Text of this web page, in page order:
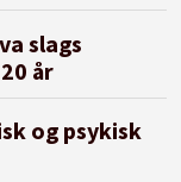
slags
år
og psykisk